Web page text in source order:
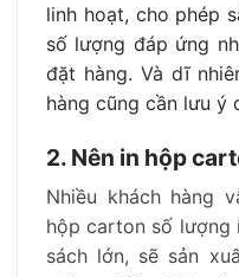
linh hoạt, cho phép
số lượng đáp ứng
đặt hàng. Và dĩ
hàng cũng cần lưu ý
2. Nên in hộp
Nhiều khách hàng
hộp carton số lượng
sách lớn, sẽ sản